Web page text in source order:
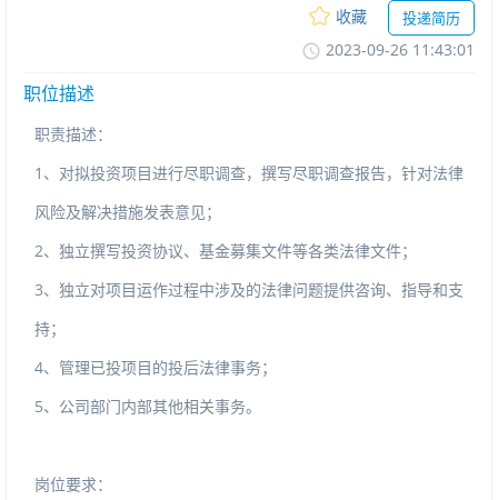
收藏
投递简历
2023-09-2611:43:01
职位描述
职责描述：
1 、对拟投资项目进行尽职调查，撰写尽职调查报告，针对法律
风险及解决措施发表意见；
2、独立撰写投资协议、基金募集文件等各类法律文件；
3、独立对项目运作过程中涉及的法律问题提供咨询、指导和支
持；
4、管理已投项目的投后法律事务；
5、公司部门内部其他相关事务。
岗位要求：